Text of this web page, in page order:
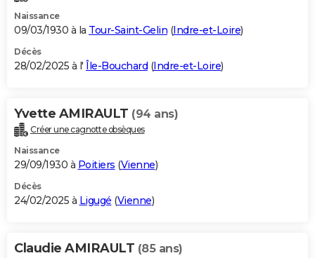
Naissance
09/03/1930 à la Tour-Saint-Gelin (Indre-et-Loire)
Décès
28/02/2025 à l' Île-Bouchard (Indre-et-Loire)
Yvette AMIRAULT (94 ans)
Créer une cagnotte obsèques
Naissance
29/09/1930 à Poitiers (Vienne)
Décès
24/02/2025 à Ligugé (Vienne)
Claudie AMIRAULT (85 ans)